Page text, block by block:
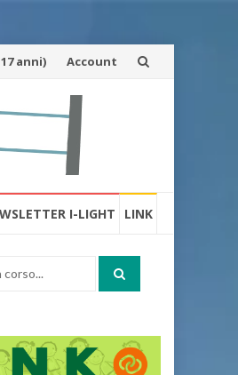
anni) Account
I-LIGHT LINK